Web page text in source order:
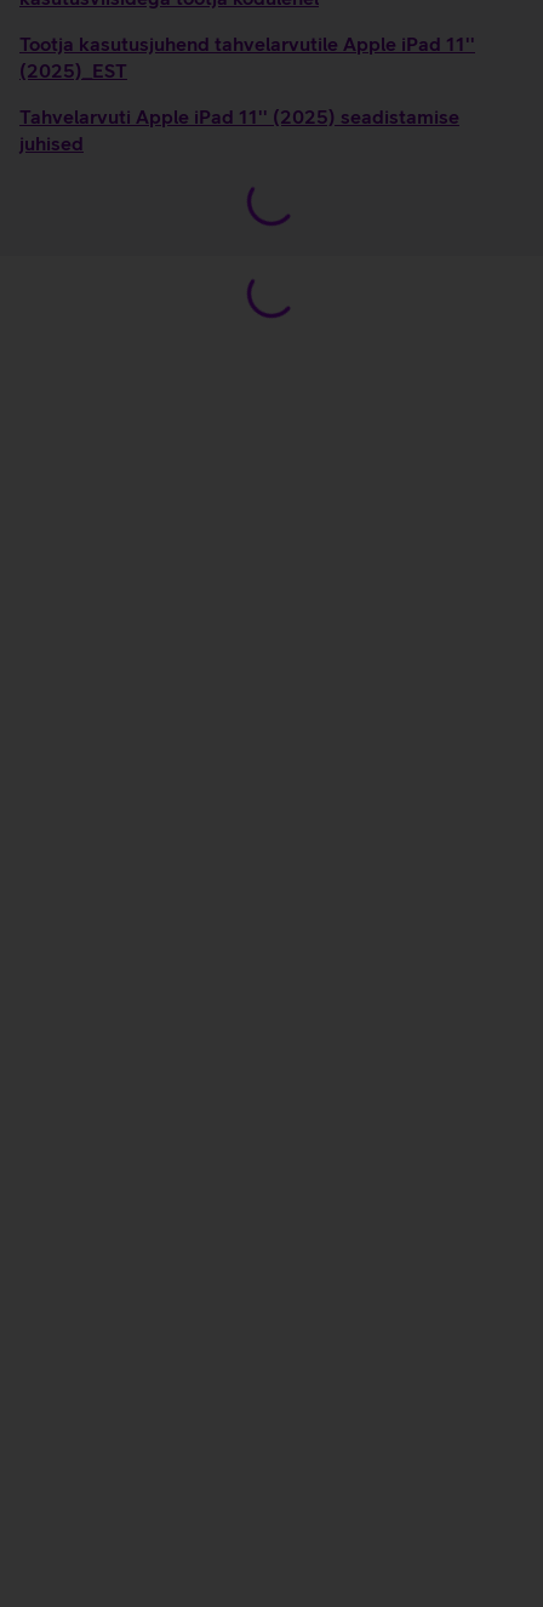
Tootja kasutusjuhend tahvelarvutile Apple iPad 11''
(2025)_EST
Tahvelarvuti Apple iPad 11'' (2025) seadistamise
juhised